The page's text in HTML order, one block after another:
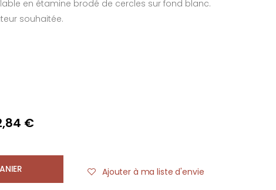
en étamine brodé de cercles sur fond blanc.
souhaitée.
€
Ajouter à ma liste d'envie